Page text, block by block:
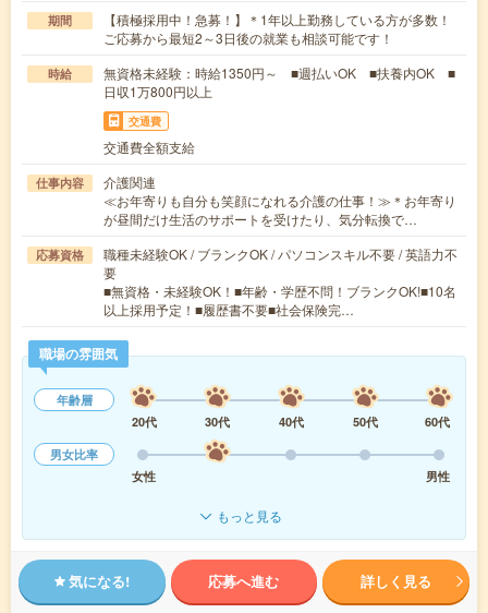
期間
【積極採用中！急募！】＊1年以上勤務している方が多数！
ご応募から最短2～3日後の就業も相談可能です！
時給
無資格未経験：時給1350円～ ■週払いOK ■扶養内OK ■
日収1万800円以上
交通費
交通費全額支給
仕事内容
介護関連
≪お年寄りも自分も笑顔になれる介護の仕事！≫＊お年寄り
が昼間だけ生活のサポートを受けたり、気分転換で…
応募資格
職種未経験OK / ブランクOK / パソコンスキル不要 / 英語力不
要
■無資格・未経験OK！■年齢・学歴不問！ブランクOK!■10名
以上採用予定！■履歴書不要■社会保険完…
職場の雰囲気
年齢層
20代
30代 40代 50代
60代
男女比率
女性
男性
もっと見る
気になる! 応募へ進む 詳しく見る